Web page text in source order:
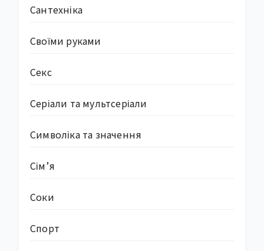
Сантехніка
Своїми руками
Секс
Серіали та мультсеріали
Символіка та значення
Сім’я
Соки
Спорт